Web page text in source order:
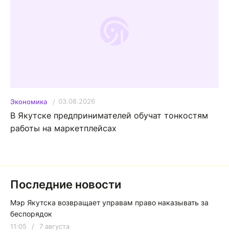
Экономика 03.08.2026
В Якутске предпринимателей обучат тонкостям
работы на маркетплейсах
Последние новости
Мэр Якутска возвращает управам право наказывать за
беспорядок
11:05 / 7 августа